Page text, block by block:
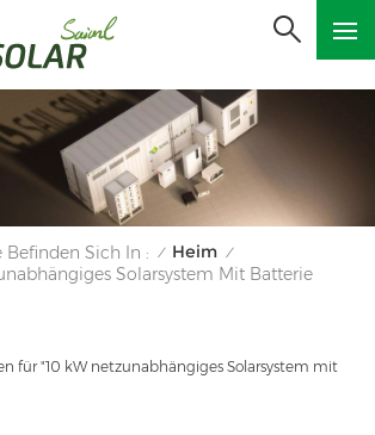
Befinden Sich In : / Heim /
Solarsystem Mit Batterie
für "10 kW netzunabhängiges Solarsystem mit